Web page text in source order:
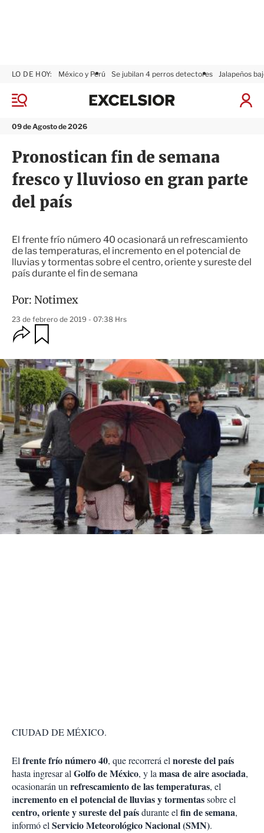
M
n
09 de Agosto de 2026
LO DE HOY: México y Perú Se jubilan 4 perros detectores Jalapeños
I
S
n
x
i
r
Pronostican fin de semana
fresco y lluvioso en gran parte
del país
El frente frío número 40 ocasionará un refrescamiento
de las temperaturas, el incremento en el potencial de
lluvias y tormentas sobre el centro, oriente y sureste del
país durante el fin de semana
Por: Notimex
23 de febrero de 2019 - 07:38 Hrs
O
p
i
o
n
e
s
d
e
c
o
m
p
a
r
t
i
r
r
d
a
r
CIUDAD DE MÉXICO.
Elfrente fríonúmero 40, que recorrerá elnoreste del país
hasta ingresar alGolfo de México, y lamasa de aire asociada,
ocasionarán unrefrescamiento de las temperaturas, el
incremento en el potencial de lluvias y tormentassobre el
centro, oriente y sureste del paísdurante elfin de semana,
informó elServicio Meteorológico Nacional (SMN).